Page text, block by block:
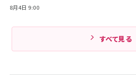
8月4日 9:00
すべて見る